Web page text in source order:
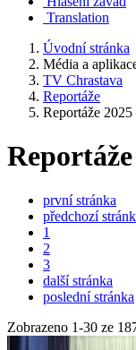
Translation
Úvodní stránka
Média a
TV Chrastava
Reportáže
Reportáže 2025
první stránka
předchozí
1
2
3
další stránka
poslední stránka
Zobrazeno 1-30 ze